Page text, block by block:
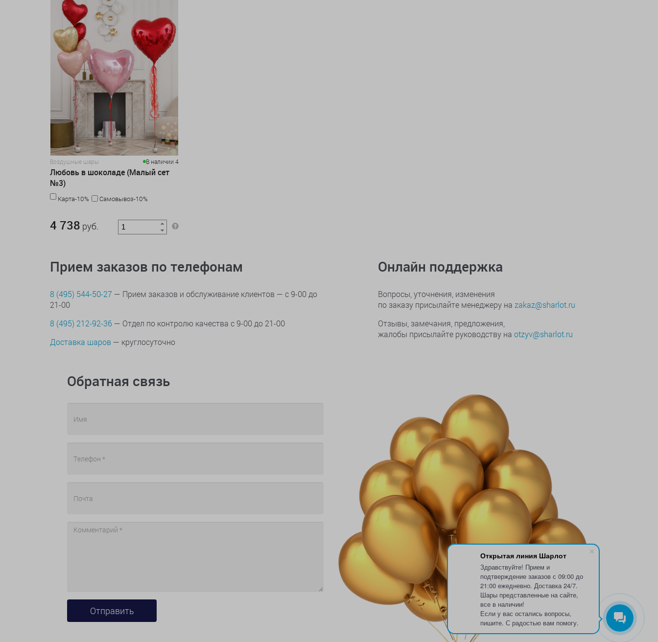
Открытая линия Шарлот
Здравствуйте! Прием и
подтверждение заказов с 09:00 до
21:00 ежедневно. Доставка 24/7.
Шары представленные на сайте,
все в наличии!
Если у вас остались вопросы,
пишите. С радостью вам помогу.
Воздушные шары В наличии 4
Любовь в шоколаде (Малый сет
№3)
Карта-10%
Самовывоз-10%
4 738 руб.
Прием заказов по телефонам
8 (495) 544-50-27 — Прием заказов и обслуживание клиентов — с 9-00 до
21-00
8 (495) 212-92-36 — Отдел по контролю качества с 9-00 до 21-00
Доставка шаров — круглосуточно
Онлайн поддержка
Вопросы, уточнения, изменения
по заказу присылайте менеджеру на zakaz@sharlot.ru
Отзывы, замечания, предложения,
жалобы присылайте руководству на otzyv@sharlot.ru
Обратная связь